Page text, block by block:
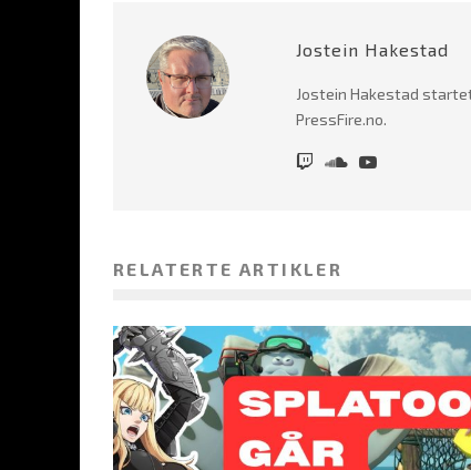
Jostein Hakestad
Jostein Hakestad
PressFire.no.
RELATERTE ARTIKLER